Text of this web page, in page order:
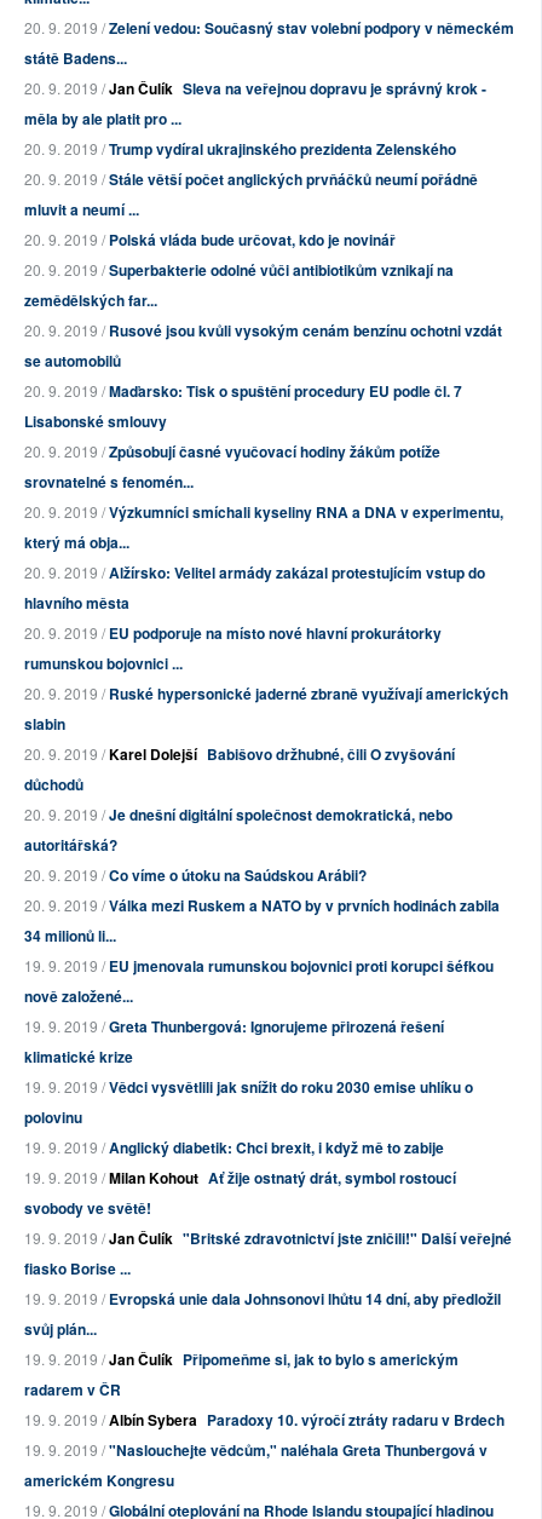
20. 9. 2019 /Zelení vedou: Současný stav volební podpory v německém
státě Badens...
20. 9. 2019 /Jan Čulík Sleva na veřejnou dopravu je správný krok -
měla by ale platit pro ...
20. 9. 2019 /Trump vydíral ukrajinského prezidenta Zelenského
20. 9. 2019 /Stále větší počet anglických prvňáčků neumí pořádně
mluvit a neumí ...
20. 9. 2019 /Polská vláda bude určovat, kdo je novinář
20. 9. 2019 /Superbakterie odolné vůči antibiotikům vznikají na
zemědělských far...
20. 9. 2019 /Rusové jsou kvůli vysokým cenám benzínu ochotni vzdát
se automobilů
20. 9. 2019 /Maďarsko: Tisk o spuštění procedury EU podle čl. 7
Lisabonské smlouvy
20. 9. 2019 /Způsobují časné vyučovací hodiny žákům potíže
srovnatelné s fenomén...
20. 9. 2019 /Výzkumníci smíchali kyseliny RNA a DNA v experimentu,
který má obja...
20. 9. 2019 /Alžírsko: Velitel armády zakázal protestujícím vstup do
hlavního města
20. 9. 2019 /EU podporuje na místo nové hlavní prokurátorky
rumunskou bojovnici ...
20. 9. 2019 /Ruské hypersonické jaderné zbraně využívají amerických
slabin
20. 9. 2019 /Karel Dolejší Babišovo držhubné, čili O zvyšování
důchodů
20. 9. 2019 /Je dnešní digitální společnost demokratická, nebo
autoritářská?
20. 9. 2019 /Co víme o útoku na Saúdskou Arábii?
20. 9. 2019 /Válka mezi Ruskem a NATO by v prvních hodinách zabila
34 milionů li...
19. 9. 2019 /EU jmenovala rumunskou bojovnici proti korupci šéfkou
nově založené...
19. 9. 2019 /Greta Thunbergová: Ignorujeme přirozená řešení
klimatické krize
19. 9. 2019 /Vědci vysvětlili jak snížit do roku 2030 emise uhlíku o
polovinu
19. 9. 2019 /Anglický diabetik: Chci brexit, i když mě to zabije
19. 9. 2019 /Milan Kohout Ať žije ostnatý drát, symbol rostoucí
svobody ve světě!
19. 9. 2019 /Jan Čulík "Britské zdravotnictví jste zničili!" Další veřejné
fiasko Borise ...
19. 9. 2019 /Evropská unie dala Johnsonovi lhůtu 14 dní, aby předložil
svůj plán...
19. 9. 2019 /Jan Čulík Připomeňme si, jak to bylo s americkým
radarem v ČR
19. 9. 2019 /Albín Sybera Paradoxy 10. výročí ztráty radaru v Brdech
19. 9. 2019 /"Naslouchejte vědcům," naléhala Greta Thunbergová v
americkém Kongresu
19. 9. 2019 /Globální oteplování na Rhode Islandu stoupající hladinou